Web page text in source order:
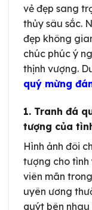
vẻ đẹp sang
thủy sâu sắc.
đẹp không
chúc phúc ý
thịnh vượng.
quý mừng
1. Tranh đá
tượng của
Hình ảnh đôi
tượng cho tình
viên mãn
uyên ương
quýt bên